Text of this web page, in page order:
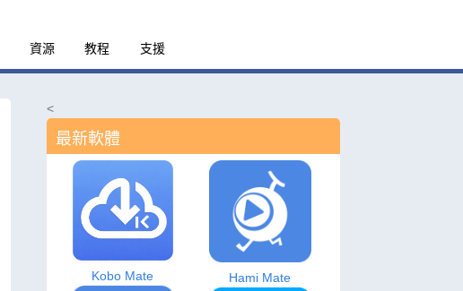
資源 教程 支援
<
最新軟體
Kobo Mate Hami Mate